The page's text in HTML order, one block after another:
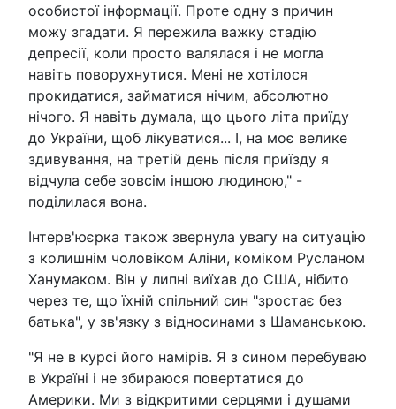
особистої інформації. Проте одну з причин
можу згадати. Я пережила важку стадію
депресії, коли просто валялася і не могла
навіть поворухнутися. Мені не хотілося
прокидатися, займатися нічим, абсолютно
нічого. Я навіть думала, що цього літа приїду
до України, щоб лікуватися... І, на моє велике
здивування, на третій день після приїзду я
відчула себе зовсім іншою людиною," -
поділилася вона.
Інтерв'юєрка також звернула увагу на ситуацію
з колишнім чоловіком Аліни, коміком Русланом
Ханумаком. Він у липні виїхав до США, нібито
через те, що їхній спільний син "зростає без
батька", у зв'язку з відносинами з Шаманською.
"Я не в курсі його намірів. Я з сином перебуваю
в Україні і не збираюся повертатися до
Америки. Ми з відкритими серцями і душами